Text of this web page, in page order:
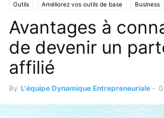
Outils Améliorez vos outils de base Business
L’installation de l'entreprise Créer Pour
Avantages à
de devenir un
affilié
By L'équipe Dynamique Entrepreneuriale -